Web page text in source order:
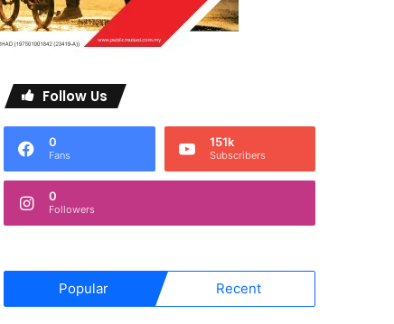
Follow Us
0
Fans
151k
Subscribers
0
Followers
Popular Recent